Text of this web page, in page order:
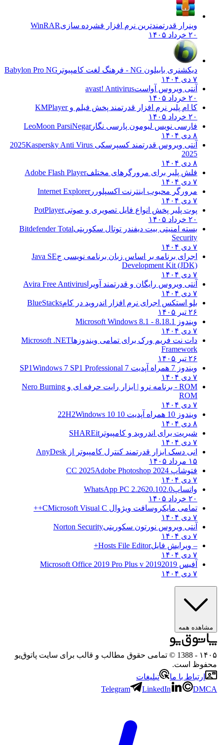
وینرار قدرتمندترین نرم افزار فشرده سازیWinRAR
دیکشنری بابیلون NG - فرهنگ لغت کامپیوتر
Babylon Pro NG
آنتی ویروس آواست avast! Antivirus
کا ام پلیر نرم افزار قدرتمند پخش فیلم وKMPlayer
فارسی نویس لیومون پارسی نگار LeoMoon ParsiNegar
آنتی ویروس قدرتمند کسپرسکی 2025Kaspersky Anti Virus
2025
فلش پلیر برای مرورگرهای مختلفAdobe Flash Player
مرورگر محبوب اینترنت اکسپلوررInternet Explorer
پوت پلیر پخش انواع فایل تصویری و صوتیPotPlayer
بسته امنیتی بیت دیفندر توتال سکوریتیBitdefender Total
Security
اجرای برنامه بر اساس زبان برنامه نویسی جJava SE
Development Kit (JDK)
آنتی ویروس رایگان و قدرتمند آویرا Avira Free Antivirus
بلو استکس اجرای نرم افزار اندروید در کام BlueStacks
ویندوز 8.18.1 - Microsoft Windows 8.1
دات نت فریم ورک برای تمامی ویندوزهاMicrosoft .NET
Framework
ویندوز 7 همراه آپدیت 7 SP1
Windows 7 SP1 Professional
ROM - برنامه نرو | ابزار رایت حرفه ای و
Nero Burning
ROM
ویندوز 10 همراه آپدیت 10 22H2
Windows 10
شیریت برای اندروید و کامپیوترSHAREit
انی دسک ابزار قدرتمند کنترل کامپیوتر ازAnyDesk
فتوشاپ CC 2025Adobe Photoshop 2024
واتساپWhatsApp PC 2.2620.102.0
تمامی مایکروسافت ویژوال C Microsoft Visual C++
آنتی ویروس نورتون سکوریتیNorton Security
– ویرایش فایل Hosts File Editor+
آفیس 20192019 Microsoft Office 2019 Pro Plus v
همه
- 1388 © تمامی حقوق مطالب و قالب برای سایت پاتوق‌یو
است.
ارتباط با ما
تبلیغات
Telegram
LinkedIn